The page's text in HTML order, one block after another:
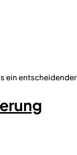
ein entscheidender